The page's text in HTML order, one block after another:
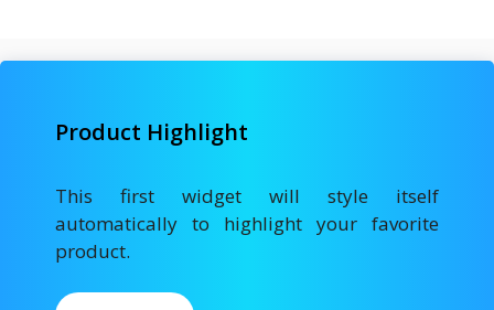
Product Highlight
This first widget will style itself
automatically to highlight your favorite
product.